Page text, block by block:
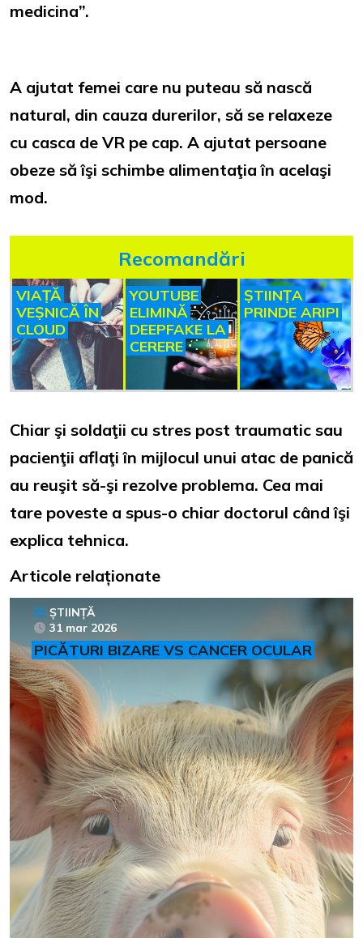
medicina”.
A ajutat femei care nu puteau să nască
natural, din cauza durerilor, să se relaxeze
cu casca de VR pe cap. A ajutat persoane
obeze să îşi schimbe alimentaţia în acelaşi
mod.
Recomandări
VIAȚĂ
VEȘNICĂ ÎN
CLOUD
YOUTUBE
ELIMINĂ
DEEPFAKE LA
CERERE
ȘTIINȚA
PRINDE ARIPI
Chiar şi soldaţii cu stres post traumatic sau
pacienţii aflaţi în mijlocul unui atac de panică
au reuşit să-şi rezolve problema. Cea mai
tare poveste a spus-o chiar doctorul când îşi
explica tehnica.
Articole relaționate
ȘTIINȚĂ
31 mar 2026
PICĂTURI BIZARE VS CANCER OCULAR